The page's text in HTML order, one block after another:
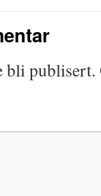
bli publisert.